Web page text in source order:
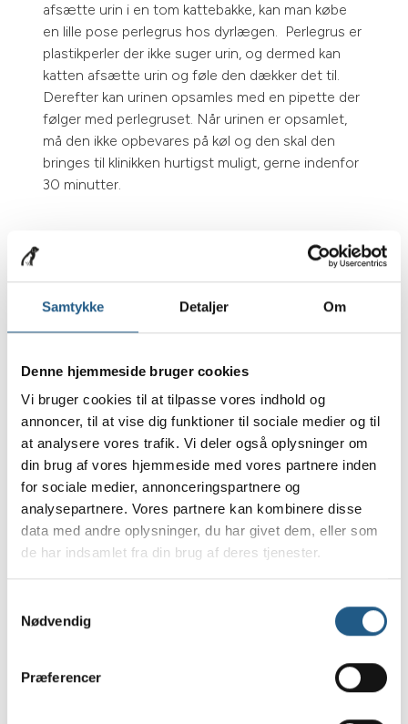
Samtykke Detaljer Om
Denne hjemmeside bruger cookies
Vi bruger cookies til at tilpasse vores indhold og
annoncer, til at vise dig funktioner til sociale medier og til
at analysere vores trafik. Vi deler også oplysninger om
din brug af vores hjemmeside med vores partnere inden
for sociale medier, annonceringspartnere og
analysepartnere. Vores partnere kan kombinere disse
data med andre oplysninger, du har givet dem, eller som
de har indsamlet fra din brug af deres tjenester.
Nødvendig
Præferencer
afsætte urin i en tom kattebakke, kan man købe
en lille pose perlegrus hos dyrlægen. Perlegrus er
plastikperler der ikke suger urin, og dermed kan
katten afsætte urin og føle den dækker det til.
Derefter kan urinen opsamles med en pipette der
følger med perlegruset. Når urinen er opsamlet,
må den ikke opbevares på køl og den skal den
bringes til klinikken hurtigst muligt, gerne indenfor
30 minutter.
urinprøve hos din hund
Urinen opsamles i en rengjort beholder eller man
lavet til formålet. Et tip til opsamling er, at bruge
sætter sig for at tisse. Så slipper man for at kaste
sig til jorden. Når urinen er opsamlet, må den ikke
opbevares på køl, og den skal den bringes til
klinikken hurtigst muligt, gerne inden 30 minutter.
På Blågård Dyreklinik foretager vi dagligt
urinundersøgelser af hunde og katte. Ved disse
undersøgelser måles bl.a. urinens pH,
proteinindhold, vægtfylde, og sukkerindhold. Efter
under mikroskop for diverse celler og krystaller.
Har du bemærket ændringer i din hunds eller kats